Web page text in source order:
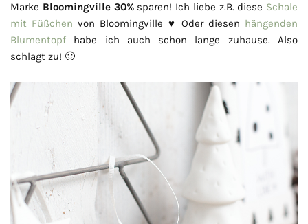
Marke Bloomingville 30% sparen! Ich liebe z.B. diese Schale
mit Füßchen von Bloomingville ♥ Oder diesen hängenden
Blumentopf habe ich auch schon lange zuhause. Also
schlagt zu! 🙂